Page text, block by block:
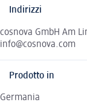
Indirizzi
cosnova GmbH Am
info@cosnova.com
Prodotto in
Germania